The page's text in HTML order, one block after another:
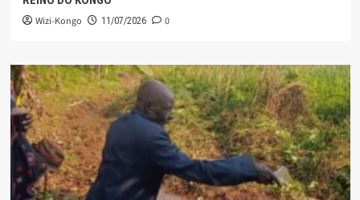
Wizi-Kongo 11/07/2026 0